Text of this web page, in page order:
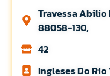
Travessa
88058-130,
42
Ingleses Do